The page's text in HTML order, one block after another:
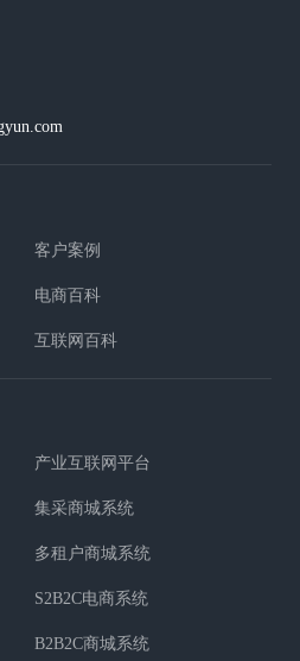
客户案例
电商百科
互联网百科
产业互联网平台
集采商城系统
多租户商城系统
S2B2C电商系统
B2B2C商城系统